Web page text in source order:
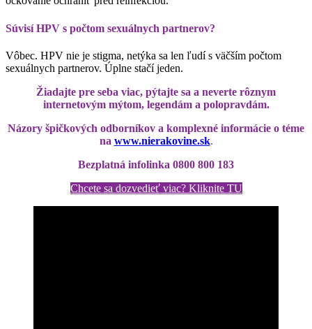
Súvisí HPV s počtom sexuálnych partnerov?
Vôbec. HPV nie je stigma, netýka sa len ľudí s väčším počtom
sexuálnych partnerov. Úplne stačí jeden.
Žiadajte pre seba viac, pýtajte sa a neverte rôznym
internetovým mýtom, legendám a polopravdám.
Názory špičkových odborníkov a komplexné informácie o téme
na www.nierakovine.sk.
Bezplatná infolinka 0800 800 183
Chcete sa dozvedieť viac? Kliknite TU